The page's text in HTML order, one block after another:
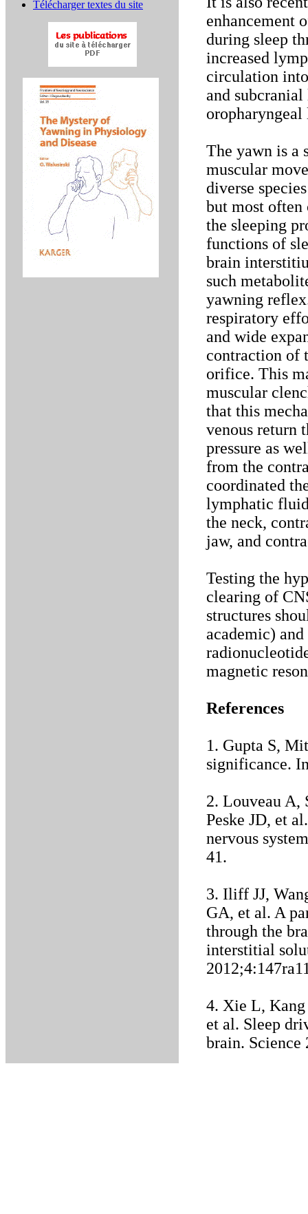
Télécharger textes du site
enhancement
during sleep
increased
circulation
and
oropharyngeal
The yawn is a
muscular
diverse
but most often
the sleeping
functions of
brain
such
yawning
respiratory
and wide
contraction of
orifice. This
muscular
that this
venous return
pressure as
from the
coordinated
lymphatic
the neck,
jaw, and
Testing the
clearing of
structures
academic)
magnetic
References
1. Gupta S,
significance.
2. Louveau A,
Peske JD, et
nervous
41.
3. Iliff JJ,
GA, et al. A
through the
interstitial
4. Xie L,
et al. Sleep
brain. Science